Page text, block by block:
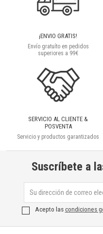
¡ENVIO GRATIS!
Envío gratuíto en pedidos
superiores a 99€
SERVICIO AL CLIENTE &
POSVENTA
Servicio y productos garantizados
Suscríbete a
Acepto lascondiciones